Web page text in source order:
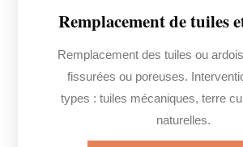
Remplacement de tuiles
Remplacement des tuiles ou
fissurées ou poreuses.
types : tuiles mécaniques, terre
naturelles.